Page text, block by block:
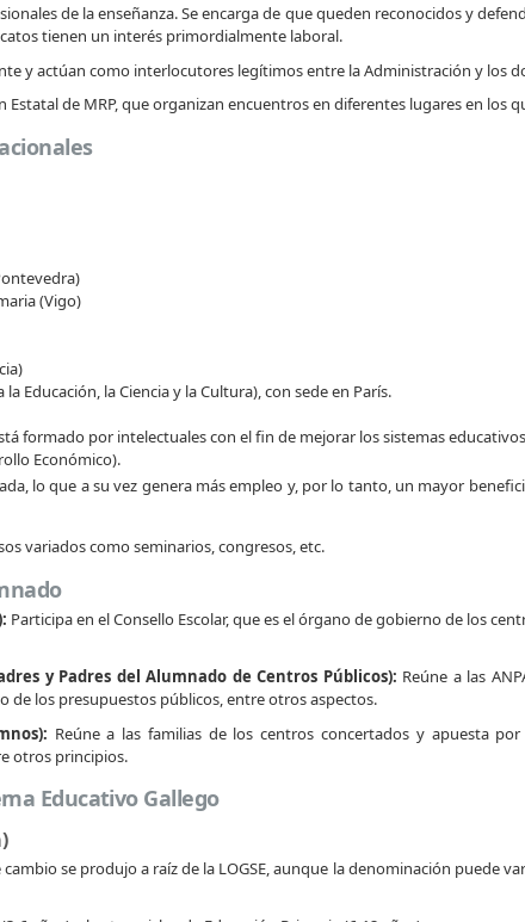
de la enseñanza. Se encarga de que queden reconocidos y
tienen un interés primordialmente laboral.
y actúan como interlocutores legítimos entre la Administración y los
Estatal de MRP, que organizan encuentros en diferentes lugares en los
(Vigo)
Educación, la Ciencia y la Cultura), con sede en París.
formado por intelectuales con el fin de mejorar los sistemas
Económico).
lo que a su vez genera más empleo y, por lo tanto, un mayor
variados como seminarios, congresos, etc.
Participa en el Consello Escolar, que es el órgano de gobierno de los
y Padres del Alumnado de Centros Públicos): Reúne a las
de los presupuestos públicos, entre otros aspectos.
Reúne a las familias de los centros concertados y apuesta
otros principios.
Educativo Gallego
se produjo a raíz de la LOGSE, aunque la denominación puede